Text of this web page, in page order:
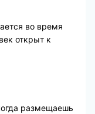
во время
открыт к
размещаешь